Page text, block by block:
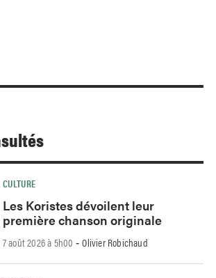
CULTURE
Les Koristes dévoilent leur
première chanson originale
7 août 2026 à 5h00 -Olivier Robichaud